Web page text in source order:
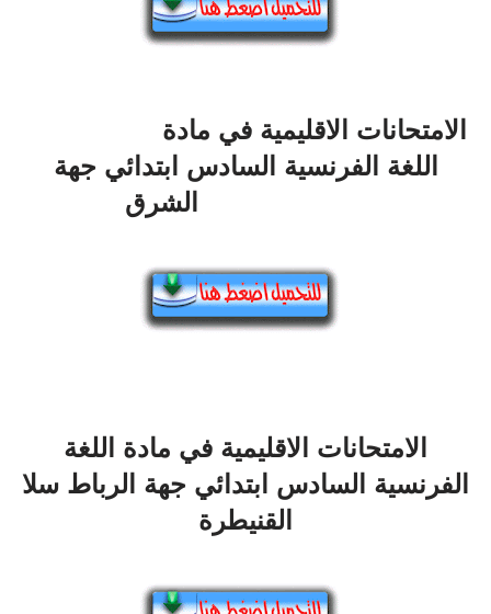
اللغة الفرنسية السادس ابتدائي جهة
الشرق
الامتحانات الاقليمية في مادة اللغة
الفرنسية السادس ابتدائي جهة الرباط سلا
القنيطرة